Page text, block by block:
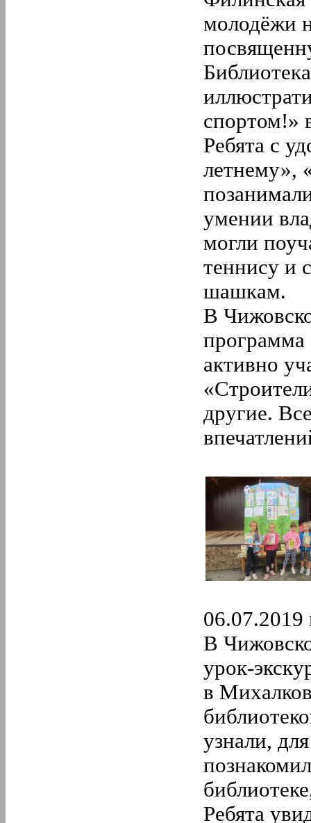
молодёжи
спортом!»
Ребята с
летнему»,
умении
могли
теннису и
шашкам.
В
активно
другие.
06.07.2019
В
урок-
в
узнали,
Ребята